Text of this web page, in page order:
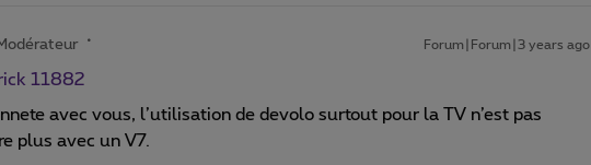
Forum|Forum|3 years ago
11882
avec vous, l’utilisation de devolo surtout pour la TV n’est pas
plus avec un V7.